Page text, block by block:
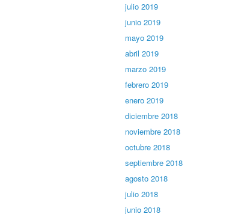
julio 2019
junio 2019
mayo 2019
abril 2019
marzo 2019
febrero 2019
enero 2019
diciembre 2018
noviembre 2018
octubre 2018
septiembre 2018
agosto 2018
julio 2018
junio 2018